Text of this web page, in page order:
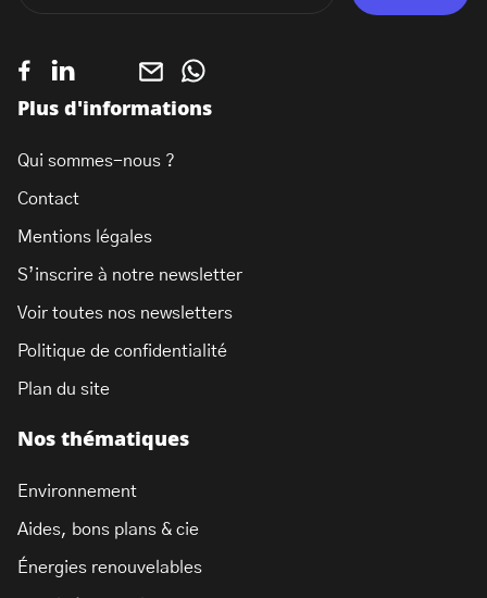
Nos thématiques
Environnement
Aides, bons plans & cie
Énergies renouvelables
Plus d'informations
Qui sommes-nous ?
Contact
Mentions légales
S’inscrire à notre newsletter
Voir toutes nos newsletters
Politique de confidentialité
Plan du site